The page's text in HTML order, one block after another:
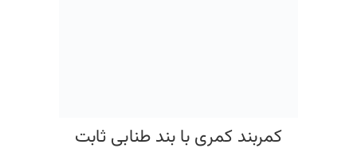
کمربند کمری با بند طنابی ثابت